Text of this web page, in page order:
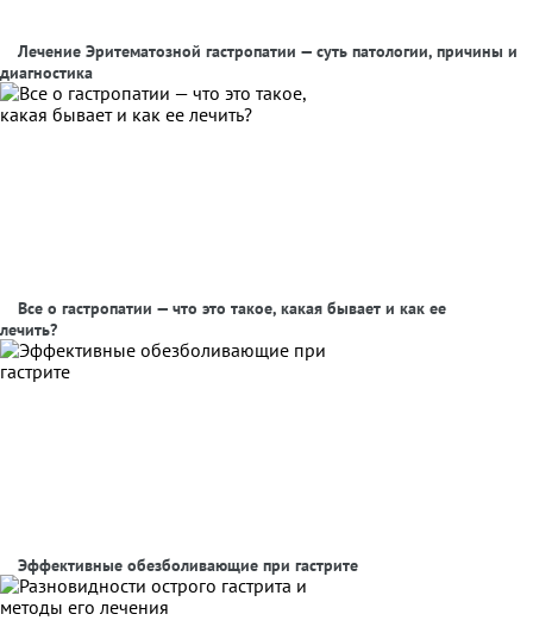
Лечение Эритематозной гастропатии — суть патологии, причины и
диагностика
Все о гастропатии — что это такое, какая бывает и как ее
лечить?
Эффективные обезболивающие при гастрите